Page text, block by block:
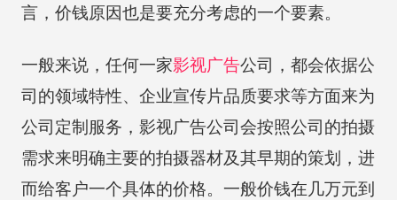
言，价钱原因也是要充分考虑的一个要素。
一般来说，任何一家影视广告公司，都会依据公
司的领域特性、企业宣传片品质要求等方面来为
公司定制服务，影视广告公司会按照公司的拍摄
需求来明确主要的拍摄器材及其早期的策划，进
而给客户一个具体的价格。一般价钱在几万元到